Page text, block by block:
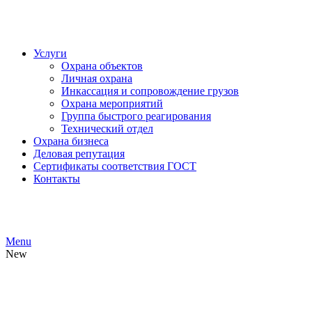
Услуги
Охрана объектов
Личная охрана
Инкассация и сопровождение грузов
Охрана мероприятий
Группа быстрого реагирования
Технический отдел
Охрана бизнеса
Деловая репутация
Сертификаты соответствия ГОСТ
Контакты
Menu
New